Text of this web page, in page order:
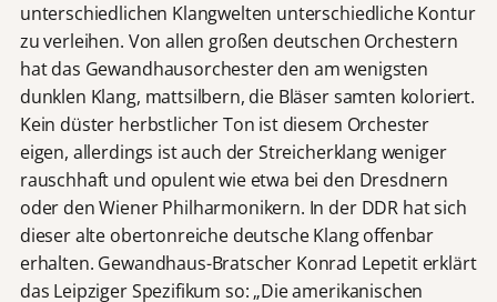
unterschiedlichen Klangwelten unterschiedliche Kontur
zu verleihen. Von allen großen deutschen Orchestern
hat das Gewandhausorchester den am wenigsten
dunklen Klang, mattsilbern, die Bläser samten koloriert.
Kein düster herbstlicher Ton ist diesem Orchester
eigen, allerdings ist auch der Streicherklang weniger
rauschhaft und opulent wie etwa bei den Dresdnern
oder den Wiener Philharmonikern. In der DDR hat sich
dieser alte obertonreiche deutsche Klang offenbar
erhalten. Gewandhaus-Bratscher Konrad Lepetit erklärt
das Leipziger Spezifikum so: „Die amerikanischen